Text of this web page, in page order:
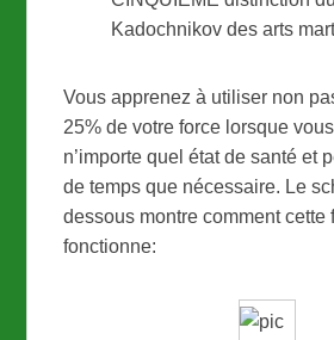
Kadochnikov des arts
Vous apprenez à utiliser non
25% de votre force lorsque
n’importe quel état de santé et
de temps que nécessaire. Le
dessous montre comment cette
fonctionne: